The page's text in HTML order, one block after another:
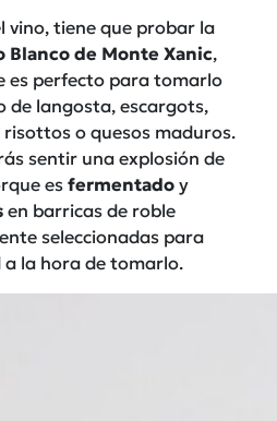
vino, tiene que probar la
Blanco de Monte Xanic,
es perfecto para tomarlo
de langosta, escargots,
o quesos maduros.
sentir una explosión de
es fermentado y
en barricas de roble
seleccionadas para
la hora de tomarlo.